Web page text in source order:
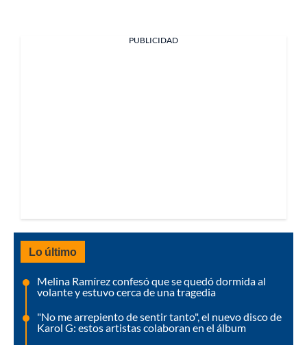
PUBLICIDAD
Lo último
Melina Ramírez confesó que se quedó dormida al
volante y estuvo cerca de una tragedia
"No me arrepiento de sentir tanto", el nuevo disco de
Karol G: estos artistas colaboran en el álbum